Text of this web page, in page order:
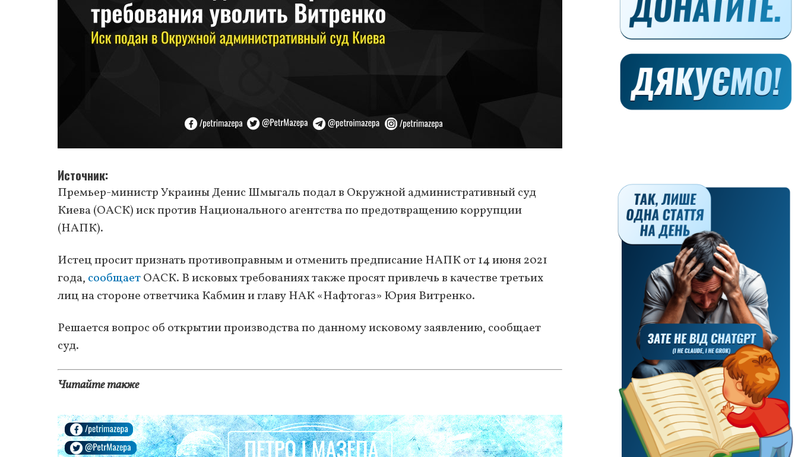
Источник
Премьер-министр Украины Денис Шмыгаль подал в Окружной административный суд
Киева (ОАСК) иск против Национального агентства по предотвращению коррупции
(НАПК).
Истец просит признать противоправным и отменить предписание НАПК от 14 июня 2021
года, сообщаетОАСК. В исковых требованиях также просят привлечь в качестве третьих
лиц на стороне ответчика Кабмин и главу НАК «Нафтогаз» Юрия Витренко.
Решается вопрос об открытии производства по данному исковому заявлению, сообщает
суд.
Читайте также